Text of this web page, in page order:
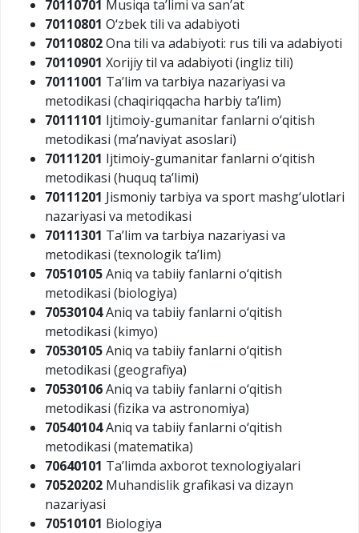
70110701 Musiqa ta’limi va san’at
70110801 O‘zbek tili va adabiyoti
70110802Ona tili va adabiyoti: rus tili va adabiyoti
70110901 Xorijiy til va adabiyoti (ingliz tili)
70111001 Ta’lim va tarbiya nazariyasi va
metodikasi (chaqiriqqacha harbiy ta’lim)
70111101 Ijtimoiy-gumanitar fanlarni o‘qitish
metodikasi (ma’naviyat asoslari)
70111201 Ijtimoiy-gumanitar fanlarni o‘qitish
metodikasi (huquq ta’limi)
70111201 Jismoniy tarbiya va sport mashg‘ulotlari
nazariyasi va metodikasi
70111301 Ta’lim va tarbiya nazariyasi va
metodikasi (texnologik ta’lim)
70510105Aniq va tabiiy fanlarni o‘qitish
metodikasi (biologiya)
70530104Aniq va tabiiy fanlarni o‘qitish
metodikasi (kimyo)
70530105Aniq va tabiiy fanlarni o‘qitish
metodikasi (geografiya)
70530106Aniq va tabiiy fanlarni o‘qitish
metodikasi (fizika va astronomiya)
70540104Aniq va tabiiy fanlarni o‘qitish
metodikasi (matematika)
70640101 Ta’limda axborot texnologiyalari
70520202 Muhandislik grafikasi va dizayn
nazariyasi
70510101 Biologiya